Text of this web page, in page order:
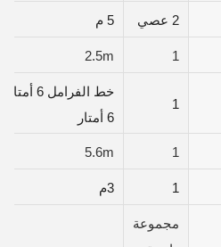
2 عصي 5 م
1
2.5m
1
6 أمتار
1
5.6m
1 3م
مجموعة